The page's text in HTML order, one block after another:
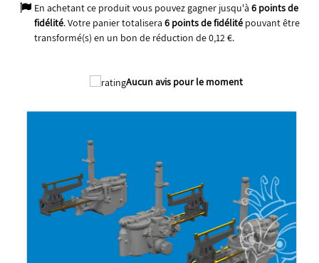
En achetant ce produit vous pouvez gagner jusqu'à 6points de
fidélité. Votre panier totalisera 6points de fidélitépouvant être
transformé(s) en un bon de réduction de0,12 €.
Aucun avis pour le moment
2025